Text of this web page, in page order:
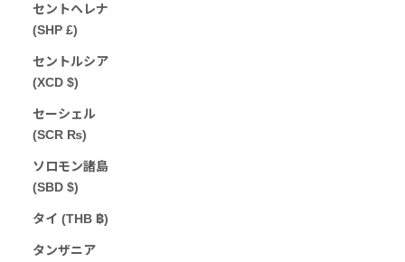
セントヘレナ
(SHP £)
セントルシア
(XCD $)
セーシェル
(SCR ₨)
ソロモン諸島
(SBD $)
タイ (THB ฿)
タンザニア